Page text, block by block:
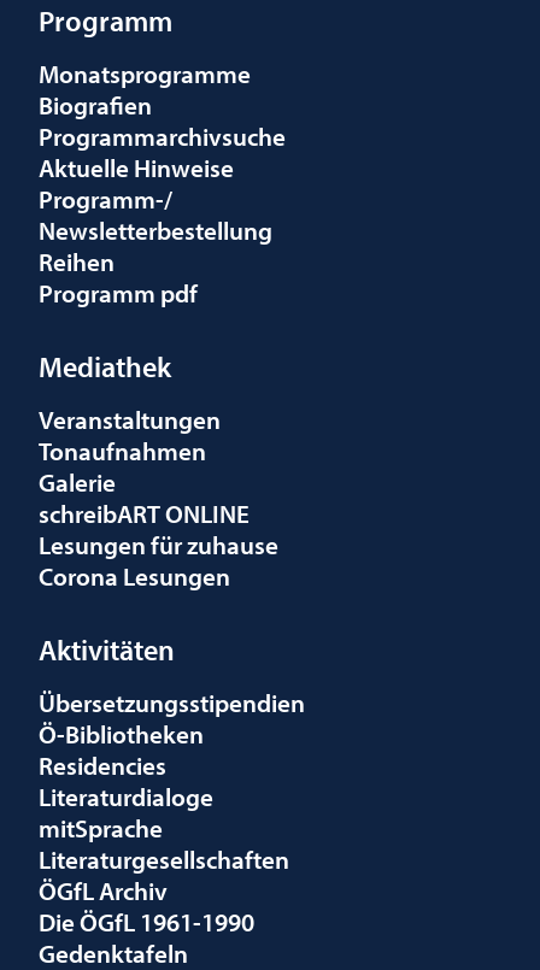
Programm
Monatsprogramme
Biografien
Programmarchivsuche
Aktuelle Hinweise
Programm-/
Newsletterbestellung
Reihen
Programm pdf
Mediathek
Veranstaltungen
Tonaufnahmen
Galerie
schreibART ONLINE
Lesungen für zuhause
Corona Lesungen
Aktivitäten
Übersetzungsstipendien
Ö-Bibliotheken
Residencies
Literaturdialoge
mitSprache
Literaturgesellschaften
ÖGfL Archiv
Die ÖGfL 1961-1990
Gedenktafeln